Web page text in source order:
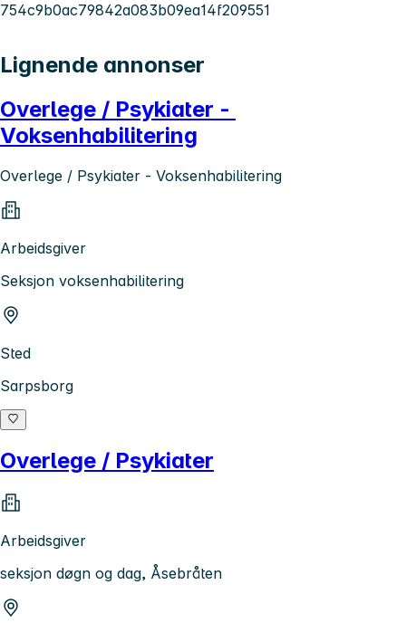
754c9b0ac79842a083b09ea14f209551
Lignende annonser
Overlege / Psykiater -
Voksenhabilitering
Overlege / Psykiater - Voksenhabilitering
Arbeidsgiver
Seksjon voksenhabilitering
Sted
Sarpsborg
Overlege / Psykiater
Arbeidsgiver
seksjon døgn og dag, Åsebråten